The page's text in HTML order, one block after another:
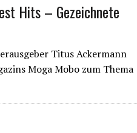
Hits – Gezeichnete
Titus Ackermann
Moga Mobo zum Thema